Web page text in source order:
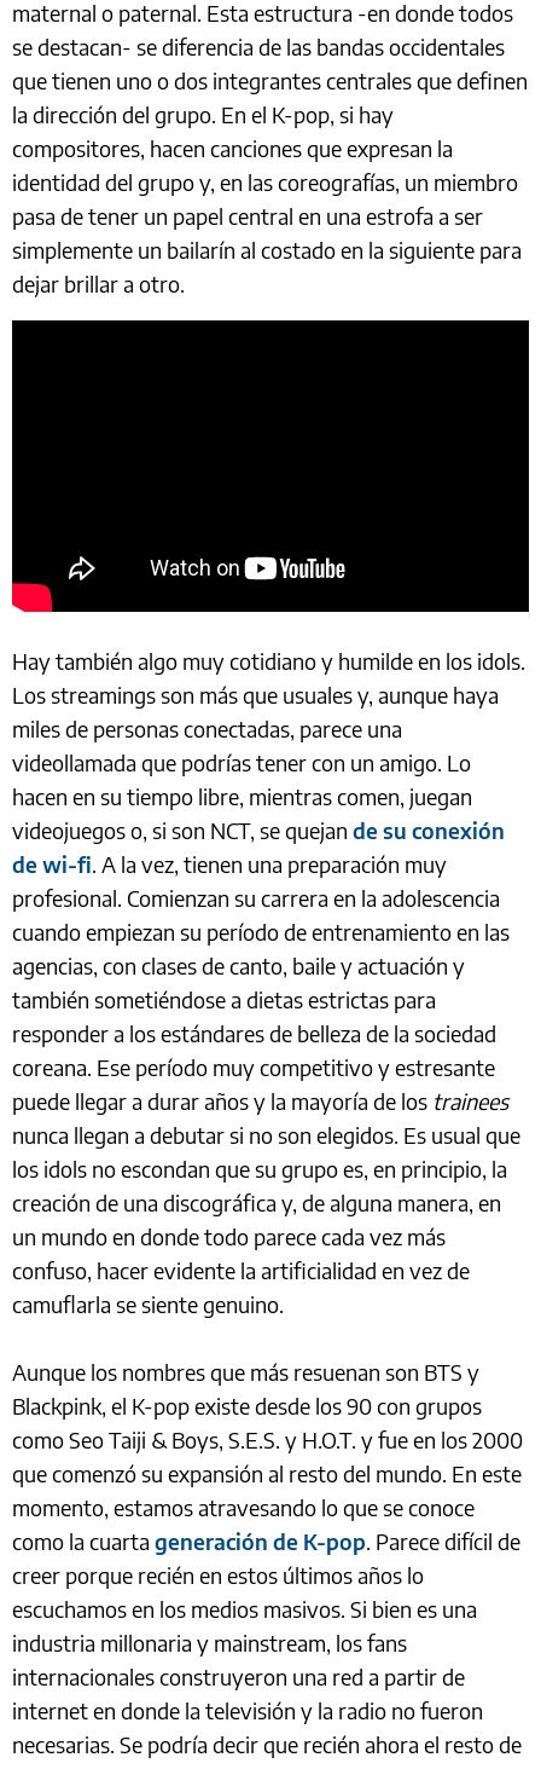
maternal o paternal. Esta estructura -en donde todos
se destacan- se diferencia de las bandas occidentales
que tienen uno o dos integrantes centrales que definen
la dirección del grupo. En el K-pop, si hay
compositores, hacen canciones que expresan la
identidad del grupo y, en las coreografías, un miembro
pasa de tener un papel central en una estrofa a ser
simplemente un bailarín al costado en la siguiente para
dejar brillar a otro.
Hay también algo muy cotidiano y humilde en los idols.
Los streamings son más que usuales y, aunque haya
miles de personas conectadas, parece una
videollamada que podrías tener con un amigo. Lo
hacen en su tiempo libre, mientras comen, juegan
videojuegos o, si son NCT, se quejan de su conexión
de wi-fi. A la vez, tienen una preparación muy
profesional. Comienzan su carrera en la adolescencia
cuando empiezan su período de entrenamiento en las
agencias, con clases de canto, baile y actuación y
también sometiéndose a dietas estrictas para
responder a los estándares de belleza de la sociedad
coreana. Ese período muy competitivo y estresante
puede llegar a durar años y la mayoría de los trainees
nunca llegan a debutar si no son elegidos. Es usual que
los idols no escondan que su grupo es, en principio, la
creación de una discográfica y, de alguna manera, en
un mundo en donde todo parece cada vez más
confuso, hacer evidente la artificialidad en vez de
camuflarla se siente genuino.
Aunque los nombres que más resuenan son BTS y
Blackpink, el K-pop existe desde los 90 con grupos
como Seo Taiji & Boys, S.E.S. y H.O.T. y fue en los 2000
que comenzó su expansión al resto del mundo. En este
momento, estamos atravesando lo que se conoce
como la cuarta generación de K-pop. Parece difícil de
creer porque recién en estos últimos años lo
escuchamos en los medios masivos. Si bien es una
industria millonaria y mainstream, los fans
internacionales construyeron una red a partir de
internet en donde la televisión y la radio no fueron
necesarias. Se podría decir que recién ahora el resto de